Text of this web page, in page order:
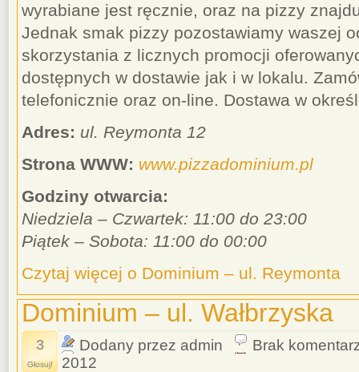
wyrabiane jest ręcznie, oraz na pizzy
Jednak smak pizzy pozostawiamy waszej
skorzystania z licznych promocji
dostępnych w dostawie jak i w lokalu.
telefonicznie oraz on-line. Dostawa w
Adres: ul. Reymonta 12
Strona WWW: www.pizzadominium.pl
Godziny otwarcia:
Niedziela – Czwartek: 11:00 do 23:00
Piątek – Sobota: 11:00 do 00:00
Czytaj więcej o Dominium – ul. Reymonta
Dominium – ul. Wałbrzyska
3
Głosuj!
Dodany przez admin
Brak
2012